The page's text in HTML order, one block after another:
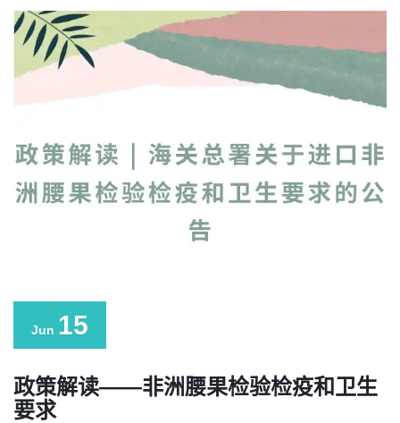
Jun 15
政策解读——非洲腰果检验检疫和卫生
要求